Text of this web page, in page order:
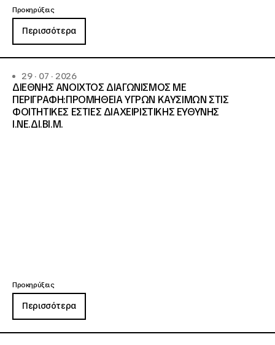
Προκηρύξεις
Περισσότερα
29 · 07 · 2026
ΔΙΕΘΝΗΣ ΑΝΟΙΧΤΟΣ ΔΙΑΓΩΝΙΣΜΟΣ ΜΕ
ΠΕΡΙΓΡΑΦΗ:ΠΡΟΜΗΘΕΙΑ ΥΓΡΩΝ ΚΑΥΣΙΜΩΝ ΣΤΙΣ
ΦΟΙΤΗΤΙΚΕΣ ΕΣΤΙΕΣ ΔΙΑΧΕΙΡΙΣΤΙΚΗΣ ΕΥΘΥΝΗΣ
Ι.ΝΕ.ΔΙ.ΒΙ.Μ.
Προκηρύξεις
Περισσότερα